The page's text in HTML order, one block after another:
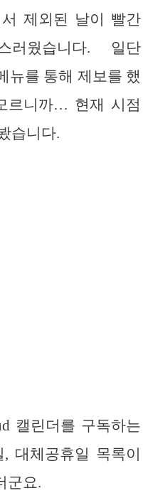
제외된 날이 빨간
러웠습니다. 일단
뉴를 통해 제보를 했
르니까… 현재 시점
습니다.
캘린더를 구독하는
대체공휴일 목록이
군요.